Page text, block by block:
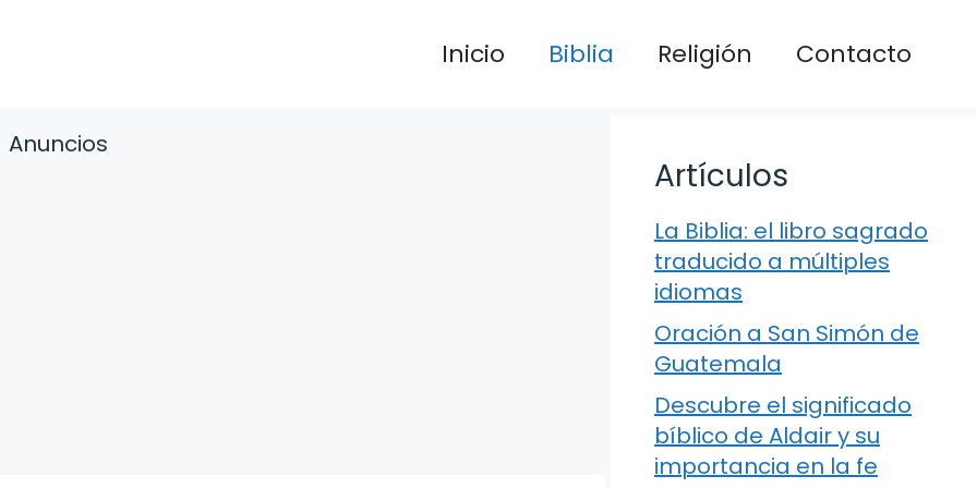
Inicio Biblia Religión Contacto
Anuncios
Artículos
La Biblia: el libro sagrado
traducido a múltiples
idiomas
Oración a San Simón de
Guatemala
Descubre el significado
bíblico de Aldair y su
importancia en la fe